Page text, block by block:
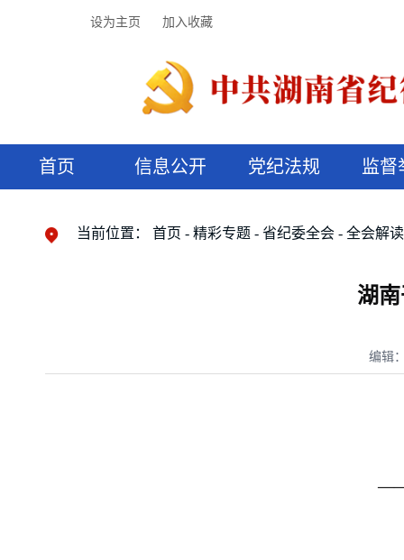
设为主页 加入收藏
首页 信息公开 党纪法规 监督
当前位置： 首页 精彩专题 省纪委全会 全会解读
湖
编辑
——